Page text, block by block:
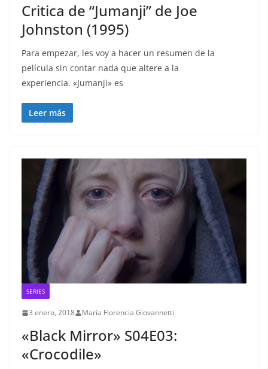
Critica de “Jumanji” de Joe
Johnston (1995)
Para empezar, les voy a hacer un resumen de la
película sin contar nada que altere a la
experiencia. «Jumanji» es
Leer más
SERIES
3 enero, 2018 María Florencia Giovannetti
«Black Mirror» S04E03:
«Crocodile»